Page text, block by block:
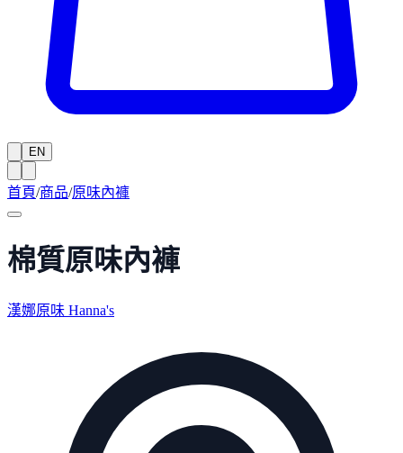
EN
首頁/商品/原味內褲
棉質原味內褲
漢娜原味 Hanna's